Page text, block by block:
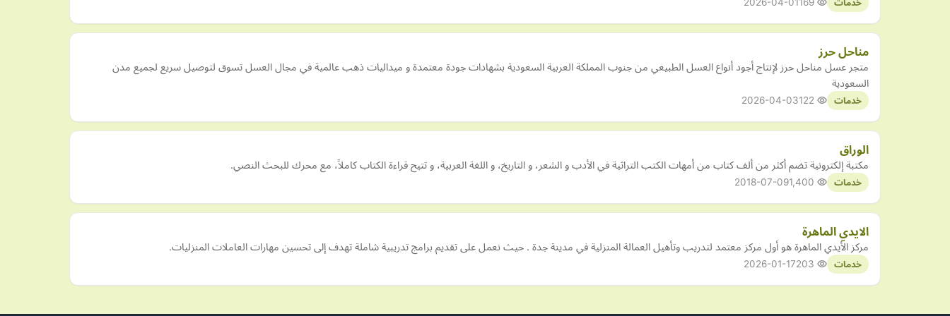
خدمات 2026-04-01
مناحل حرز
متجر عسل مناحل حرز لإنتاج أجود أنواع العسل الطبيعي من جنوب المملكة العربية السعودية بشهادات جودة معتمدة و ميداليات ذهب عالمية في مجال العسل تسوق لتوصيل سريع لجميع مدن
السعودية
خدمات 2026-04-03
الوراق
مكتبة إلكترونية تضم أكثر من ألف كتاب من أمهات الكتب التراثية في الأدب و الشعر، و التاريخ، و اللغة العربية، و تتيح قراءة الكتاب كاملاً، مع محرك للبحث النصي.
خدمات 2018-07-09
الايدي الماهرة
مركز الأيدي الماهرة هو أول مركز معتمد لتدريب وتأهيل العمالة المنزلية في مدينة جدة . حيث نعمل على تقديم برامج تدريبية شاملة تهدف إلى تحسين مهارات العاملات المنزليات.
خدمات 2026-01-17